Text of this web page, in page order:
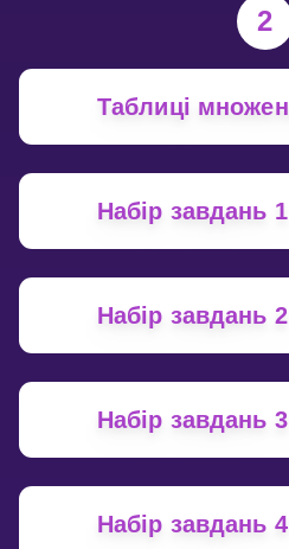
2
Таблиці
Набір завдань 1
Набір завдань 2
Набір завдань 3
Набір завдань 4